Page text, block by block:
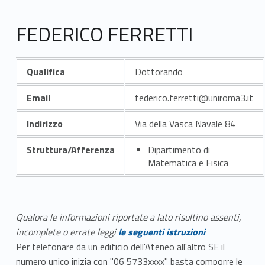
FEDERICO FERRETTI
Qualifica
Dottorando
Email
federico.ferretti@uniroma3.it
Indirizzo
Via della Vasca Navale 84
Struttura/Afferenza
Dipartimento di
Matematica e Fisica
Qualora le informazioni riportate a lato risultino assenti,
incomplete o errate leggile seguenti istruzioni
Per telefonare da un edificio dell'Ateneo all'altro SE il
numero unico inizia con "06 5733xxxx" basta comporre le